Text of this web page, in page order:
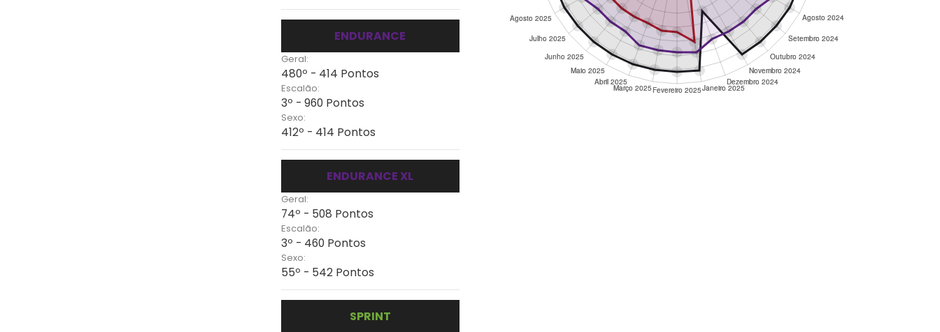
ENDURANCE
Geral:
480º - 414 Pontos
Escalão:
3º - 960 Pontos
Sexo:
412º - 414 Pontos
ENDURANCE XL
Geral:
74º - 508 Pontos
Escalão:
3º - 460 Pontos
Sexo:
55º - 542 Pontos
SPRINT